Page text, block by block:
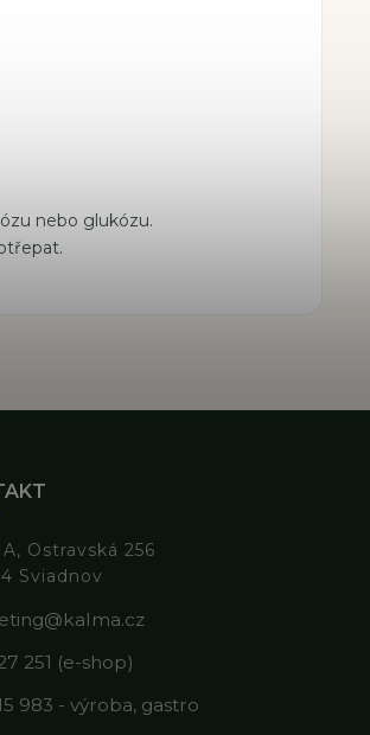
nebo glukózu.
Ostravská 256
Sviadnov
251 (e-shop)
983 - výroba, gastro